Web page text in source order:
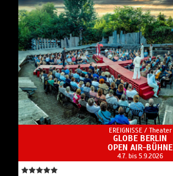
EREIGNISSE / Theater
GLOBE BERLIN
OPEN AIR-BÜHNE
4.7. bis 5.9.2026